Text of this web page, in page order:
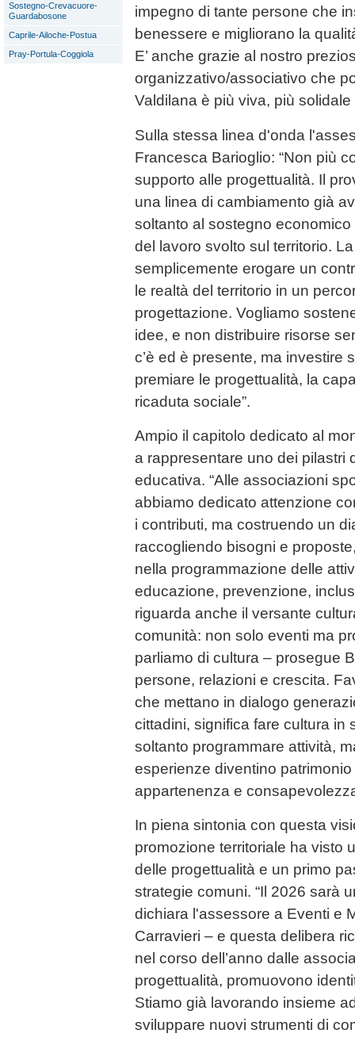
Sostegno-Crevacuore-
Guardabosone
Caprile-Ailoche-Postua
Pray-Portula-Coggiola
impegno di tante persone che
benessere e migliorano la
E’ anche grazie al nostro
organizzativo/associativo che
Valdilana è più viva, più
Sulla stessa linea d'onda
Francesca Barioglio: “Non più
supporto alle progettualità. Il
una linea di cambiamento già
soltanto al sostegno
del lavoro svolto sul territorio.
semplicemente erogare un
le realtà del territorio in un
progettazione. Vogliamo
idee, e non distribuire risorse
c’è ed è presente, ma investire
premiare le progettualità, la
ricaduta sociale”.
Ampio il capitolo dedicato al
a rappresentare uno dei pilastri
educativa. “Alle associazioni
abbiamo dedicato attenzione
i contributi, ma costruendo un
raccogliendo bisogni e
nella programmazione delle
educazione, prevenzione,
riguarda anche il versante
comunità: non solo eventi ma
parliamo di cultura – prosegue
persone, relazioni e crescita.
che mettano in dialogo
cittadini, significa fare cultura in
soltanto programmare attività,
esperienze diventino
appartenenza e
In piena sintonia con questa
promozione territoriale ha visto
delle progettualità e un primo
strategie comuni. “Il 2026 sarà
dichiara l'assessore a Eventi e
Carravieri – e questa delibera
nel corso dell’anno dalle
progettualità, promuovono
Stiamo già lavorando insieme
sviluppare nuovi strumenti di